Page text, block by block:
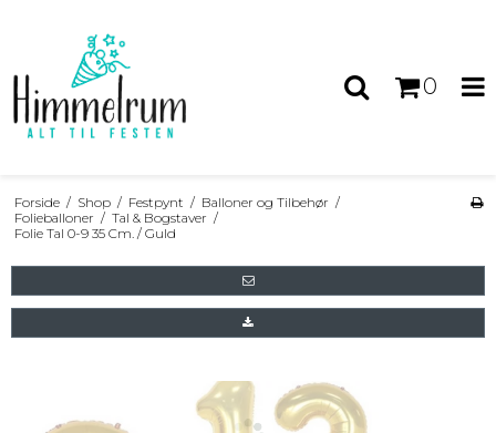
0
Forside / Shop / Festpynt / Balloner og Tilbehør /
Folieballoner / Tal & Bogstaver /
Folie Tal 0-9 35 Cm. / Guld